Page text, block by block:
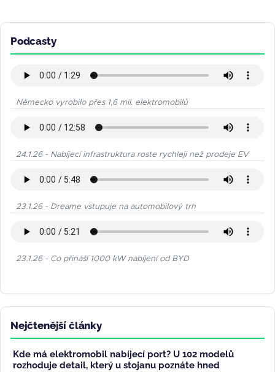
Podcasty
Německo vyrobilo přes 1,6 mil. elektromobilů
24.1.26 - Nabíjecí infrastruktura roste rychleji než prodeje EV
23.1.26 - Dreame vstupuje na automobilový trh
23.1.26 - Co přináší 1000 kW nabíjení od BYD
Nejčtenější články
Kde má elektromobil nabíjecí port? U 102 modelů
rozhoduje detail, který u stojanu poznáte hned